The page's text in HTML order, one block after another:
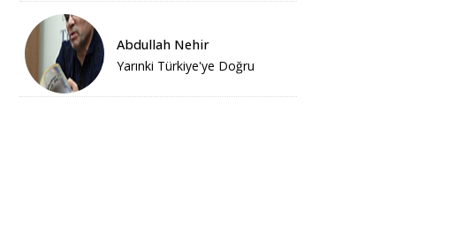
Abdullah Nehir
Yarınki Türkiye'ye Doğru